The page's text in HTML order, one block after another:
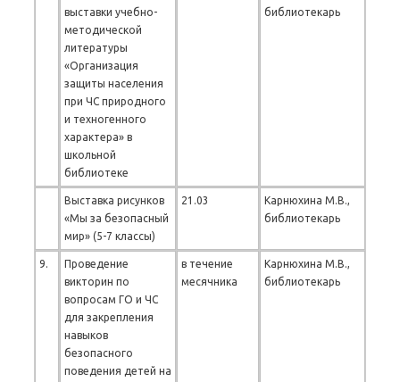
выставки учебно-
методической
литературы
«Организация
защиты населения
при ЧС природного
и техногенного
характера» в
школьной
библиотеке
библиотекарь
Выставка рисунков
«Мы за безопасный
мир» (5-7 классы)
21.03
Карнюхина М.В.,
библиотекарь
9.
Проведение
викторин по
вопросам ГО и ЧС
для закрепления
навыков
безопасного
поведения детей на
в течение
месячника
Карнюхина М.В.,
библиотекарь